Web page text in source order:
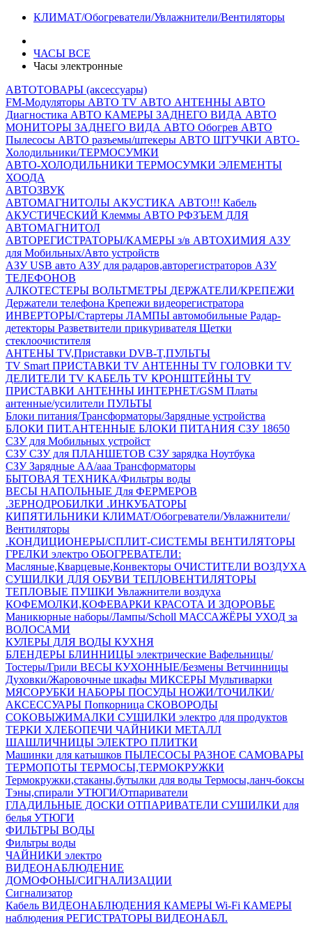
КЛИМАТ/Обогреватели/Увлажнители/Вентиляторы
ЧАСЫ ВСЕ
Часы электронные
АВТОТОВАРЫ (аксессуары)
FM-Модуляторы АВТО TV АВТО АНТЕННЫ АВТО
Диагностика АВТО КАМЕРЫ ЗАДНЕГО ВИДА АВТО
МОНИТОРЫ ЗАДНЕГО ВИДА АВТО Обогрев АВТО
Пылесосы АВТО разъемы/штекеры АВТО ШТУЧКИ АВТО-
Холодильники/ТЕРМОСУМКИ
АВТО-ХОЛОДИЛЬНИКИ ТЕРМОСУМКИ ЭЛЕМЕНТЫ
ХООДА
АВТОЗВУК
АВТОМАГНИТОЛЫ АКУСТИКА АВТО!!! Кабель
АКУСТИЧЕСКИЙ Клеммы АВТО РФЗЪЕМ ДЛЯ
АВТОМАГНИТОЛ
АВТОРЕГИСТРАТОРЫ/КАМЕРЫ з/в АВТОХИМИЯ АЗУ
для Мобильных/Авто устройств
АЗУ USB авто АЗУ для радаров,авторегистраторов АЗУ
ТЕЛЕФОНОВ
АЛКОТЕСТЕРЫ ВОЛЬТМЕТРЫ ДЕРЖАТЕЛИ/КРЕПЕЖИ
Держатели телефона Крепежи видеорегистратора
ИНВЕРТОРЫ/Стартеры ЛАМПЫ автомобильные Радар-
детекторы Разветвители прикуривателя Щетки
стеклоочистителя
АНТЕНЫ ТV,Приставки DVB-T,ПУЛЬТЫ
TV Smart ПРИСТАВКИ TV АНТЕННЫ TV ГОЛОВКИ TV
ДЕЛИТЕЛИ TV КАБЕЛЬ TV КРОНШТЕЙНЫ TV
ПРИСТАВКИ АНТЕННЫ ИНТЕРНЕТ/GSM Платы
антенные/усилители ПУЛЬТЫ
Блоки питания/Трансформаторы/Зарядные устройства
БЛОКИ ПИТ.АНТЕННЫЕ БЛОКИ ПИТАНИЯ СЗУ 18650
СЗУ для Мобильных устройст
СЗУСЗУ для ПЛАНШЕТОВ СЗУ зарядка Ноутбука
СЗУ Зарядные АА/ааа Трансформаторы
БЫТОВАЯ ТЕХНИКА/Фильтры воды
ВЕСЫ НАПОЛЬНЫЕ Для ФЕРМЕРОВ
.ЗЕРНОДРОБИЛКИ .ИНКУБАТОРЫ
КИПЯТИЛЬНИКИ КЛИМАТ/Обогреватели/Увлажнители/
Вентиляторы
.КОНДИЦИОНЕРЫ/СПЛИТ-СИСТЕМЫ ВЕНТИЛЯТОРЫ
ГРЕЛКИ электро ОБОГРЕВАТЕЛИ:
Масляные,Кварцевые,Конвекторы ОЧИСТИТЕЛИ ВОЗДУХА
СУШИЛКИ ДЛЯ ОБУВИ ТЕПЛОВЕНТИЛЯТОРЫ
ТЕПЛОВЫЕ ПУШКИ Увлажнители воздуха
КОФЕМОЛКИ,КОФЕВАРКИ КРАСОТА И ЗДОРОВЬЕ
Маникюрные наборы/Лампы/Scholl МАССАЖЁРЫ УХОД за
ВОЛОСАМИ
КУЛЕРЫ ДЛЯ ВОДЫ КУХНЯ
БЛЕНДЕРЫ БЛИННИЦЫ электрические Вафельницы/
Тостеры/Грили ВЕСЫ КУХОННЫЕ/Безмены Ветчинницы
Духовки/Жаровочные шкафы МИКСЕРЫ Мультиварки
МЯСОРУБКИ НАБОРЫ ПОСУДЫ НОЖИ/ТОЧИЛКИ/
АКСЕССУАРЫ Попкорница СКОВОРОДЫ
СОКОВЫЖИМАЛКИ СУШИЛКИ электро для продуктов
ТЕРКИ ХЛЕБОПЕЧИ ЧАЙНИКИ МЕТАЛЛ
ШАШЛИЧНИЦЫ ЭЛЕКТРО ПЛИТКИ
Машинки для катышков ПЫЛЕСОСЫ РАЗНОЕ САМОВАРЫ
ТЕРМОПОТЫ ТЕРМОСЫ,ТЕРМОКРУЖКИ
Термокружки,стаканы,бутылки для воды Термосы,ланч-боксы
Тэны,спирали УТЮГИ/Отпариватели
ГЛАДИЛЬНЫЕ ДОСКИ ОТПАРИВАТЕЛИ СУШИЛКИ для
белья УТЮГИ
ФИЛЬТРЫ ВОДЫ
Фильтры воды
ЧАЙНИКИ электро
ВИДЕОНАБЛЮДЕНИЕ
ДОМОФОНЫ/СИГНАЛИЗАЦИИ
Сигнализатор
Кабель ВИДЕОНАБЛЮДЕНИЯ КАМЕРЫ Wi-Fi КАМЕРЫ
наблюдения РЕГИСТРАТОРЫ ВИДЕОНАБЛ.